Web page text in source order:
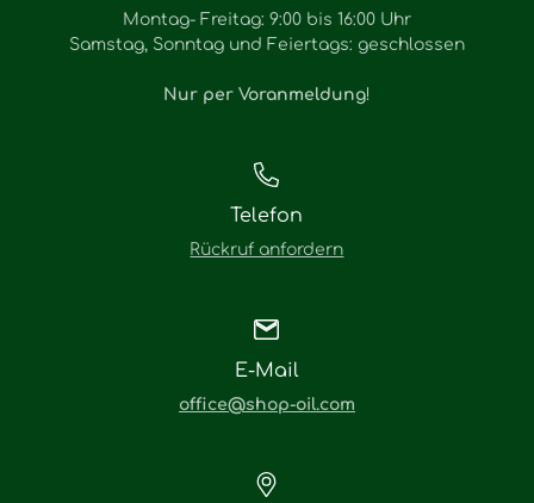
Montag- Freitag: 9:00 bis 16:00 Uhr
Samstag, Sonntag und Feiertags: geschlossen
Nur per Voranmeldung!
Telefon
Rückruf anfordern
E-Mail
office@shop-oil.com